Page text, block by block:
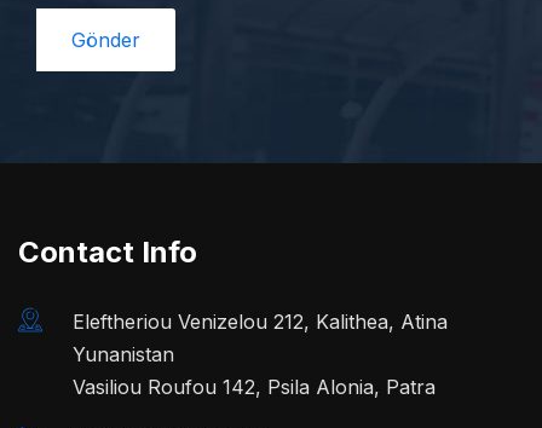
Contact Info
Eleftheriou Venizelou 212, Kalithea, Atina
Yunanistan
Vasiliou Roufou 142, Psila Alonia, Patra